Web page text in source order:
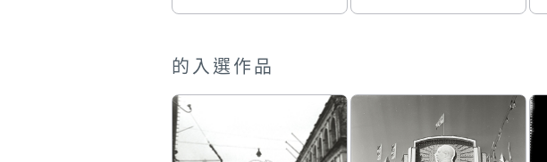
十七週年的國慶
牌樓
的入選作品